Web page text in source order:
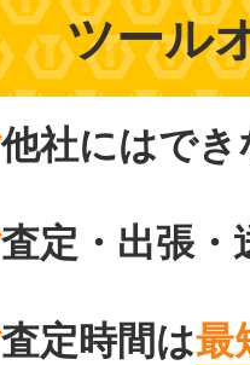
ツール
他社にはでき
査定・出張・
査定時間は最